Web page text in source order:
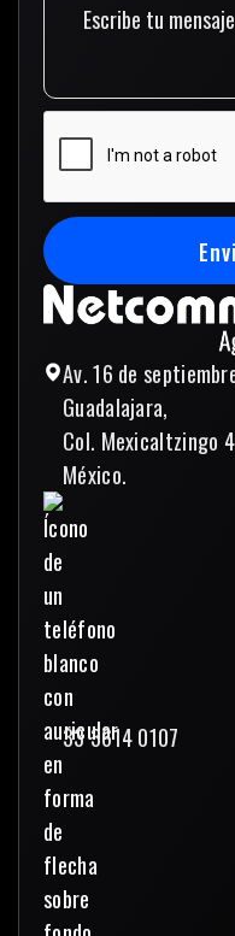
Av. 16 de
Guadalajara,
Col. Mexicaltzingo
México.
33 3614 0107